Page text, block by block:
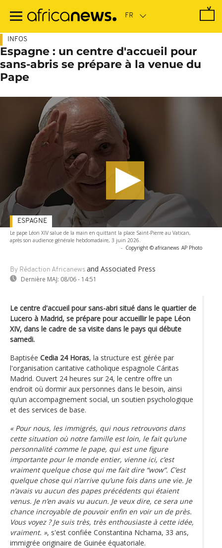
contenu
INFOS
Espagne : un centre d'accueil pour
sans-abris se prépare à la venue du
Pape
Le pape Léon XIV salue de la main en quittant la place Saint-Pierre au Vatican,
après son audience générale hebdomadaire, 3 juin 2026.
- Copyright © africanews AP Photo
By Rédaction Africanews and Associated Press
Dernière MAJ: 08/06 - 14:51
ESPAGNE
Le centre d'accueil pour sans-abri situé dans le quartier de
Lucero à Madrid, se prépare pour accueillir le pape Léon
XIV, dans le cadre de sa visite dans le pays qui débute
samedi.
Baptisée Cedia 24 Horas, la structure est gérée par
l'organisation caritative catholique espagnole Cáritas
Madrid. Ouvert 24 heures sur 24, le centre offre un
endroit où dormir aux personnes dans le besoin, ainsi
qu’un accompagnement social, un soutien psychologique
et des services de base.
« Pour nous, les immigrés, qui nous retrouvons dans
cette situation où notre famille est loin, le fait qu’une
personnalité comme le pape, qui est une figure
importante pour le monde entier, vienne ici, c’est
vraiment quelque chose qui me fait dire “wow”. C’est
quelque chose qui n’arrive qu’une fois dans une vie. Je
n’avais vu aucun des papes précédents qui étaient
venus. Je n’en avais vu aucun. Je veux dire, ce sera une
chance incroyable de pouvoir enfin en voir un de près.
Vous voyez ? Je suis très, très enthousiaste à cette idée,
vraiment. », s'est confiée Constantina Nchama, 33 ans,
immigrée originaire de Guinée équatoriale.